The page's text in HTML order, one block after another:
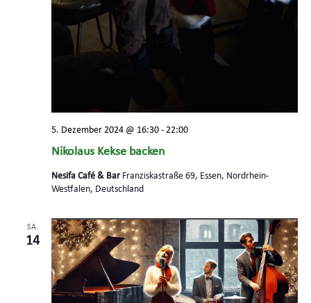
Nikolaus Kekse backen
5. Dezember 2024 @ 16:30- 22:00
Nesifa Café & Bar Franziskastraße 69, Essen, Nordrhein-
Westfalen, Deutschland
SA.
14